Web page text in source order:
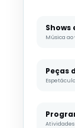
Shows
Música ao
Peças